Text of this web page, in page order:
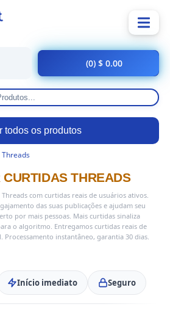
todos os produtos
(0) $ 0.00
THREADS
com curtidas reais de usuários ativos.
das suas publicações e ajudam seu
por mais pessoas. Mais curtidas sinaliza
o algoritmo. Entregamos curtidas reais de
Processamento instantâneo, garantia 30 dias.
Início imediato Seguro